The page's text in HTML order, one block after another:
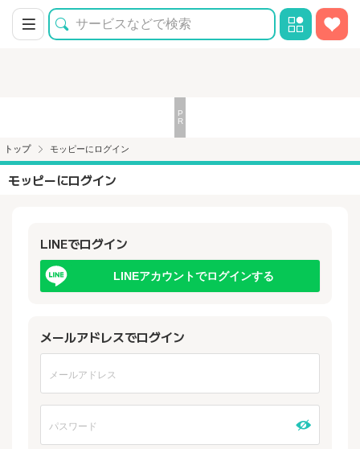
トップ モッピーにログイン
モッピーにログイン
LINEでログイン
LINEアカウントでログインする
メールアドレスでログイン